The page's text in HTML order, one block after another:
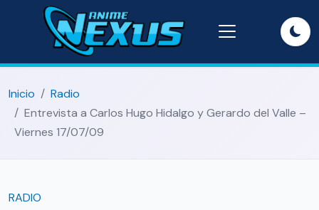
Inicio
Radio
Entrevista a Carlos Hugo Hidalgo y Gerardo del Valle –
Viernes 17/07/09
RADIO